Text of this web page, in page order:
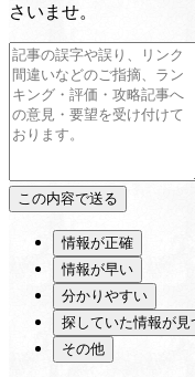
さいませ。
情報が正確
情報が早い
分かりやすい
探していた情報が見
その他